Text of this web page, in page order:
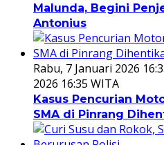
Malunda, Begini
Antonius
Rabu, 7 Januari 2026
2026 16:35 WITA
Kasus Pencurian
SMA di Pinrang